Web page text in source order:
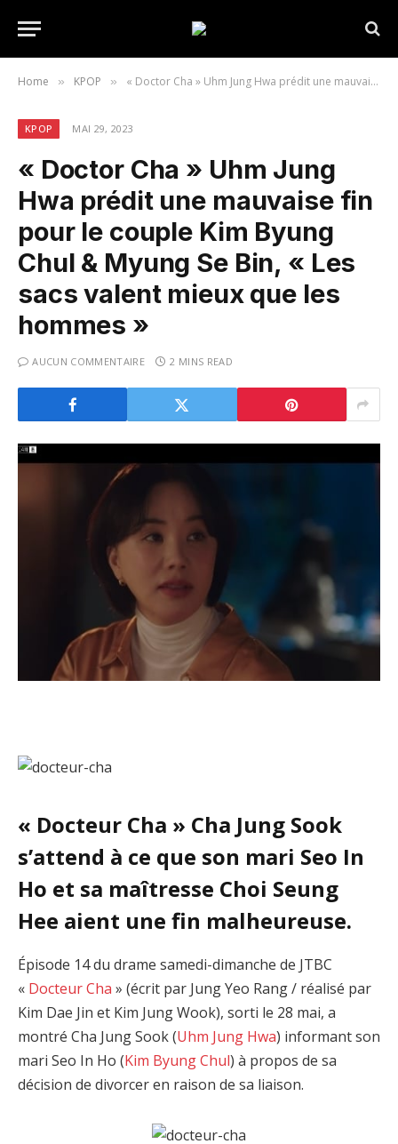
Home » KPOP » « Doctor Cha » Uhm Jung Hwa prédit une mauvaise fin pour le couple Kim Byung Chul & Myung Se Bin, « Les sacs valent mieux que les hommes »
KPOP MAI 29, 2023
« Doctor Cha » Uhm Jung
Hwa prédit une mauvaise fin
pour le couple Kim Byung
Chul & Myung Se Bin, « Les
sacs valent mieux que les
hommes »
AUCUN COMMENTAIRE 2 MINS READ
« Docteur Cha » Cha Jung Sook
s’attend à ce que son mari Seo In
Ho et sa maîtresse Choi Seung
Hee aient une fin malheureuse.
Épisode 14 du drame samedi-dimanche de JTBC
« Docteur Cha » (écrit par Jung Yeo Rang / réalisé par
Kim Dae Jin et Kim Jung Wook), sorti le 28 mai, a
montré Cha Jung Sook (Uhm Jung Hwa) informant son
mari Seo In Ho (Kim Byung Chul) à propos de sa
décision de divorcer en raison de sa liaison.